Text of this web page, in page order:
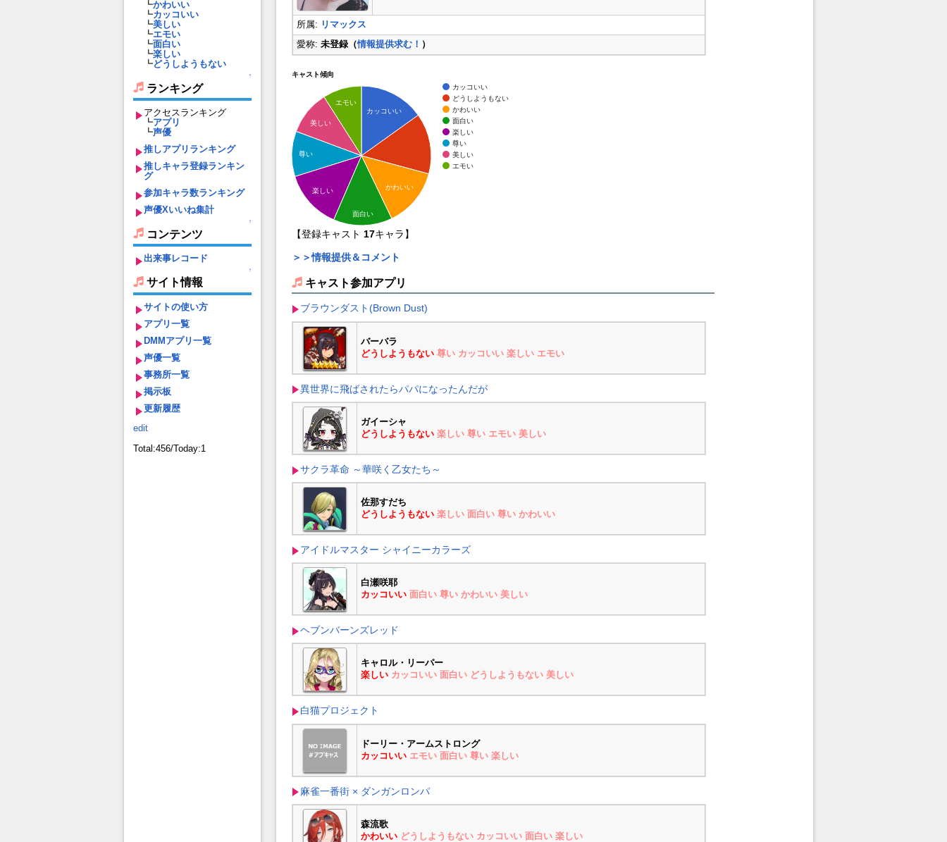
┗かわいい
┗カッコいい
┗美しい
┗エモい
┗面白い
┗楽しい
┗どうしようもない
↑
ランキング
アクセスランキング
┗アプリ
┗声優
推しアプリランキング
推しキャラ登録ランキン
グ
参加キャラ数ランキング
声優Xいいね集計
↑
コンテンツ
出来事レコード
↑
サイト情報
サイトの使い方
アプリ一覧
DMMアプリ一覧
声優一覧
事務所一覧
掲示板
更新履歴
edit
Total:456/Today:1
所属: リマックス
愛称: 未登録（情報提供求む！ ）
キャスト傾向
カッコいい
どうしようもない
かわいい
面白い
楽しい
尊い
美しい
エモい
カッコいい
かわいい
エモい
美しい
尊い
楽しい
面白い
【登録キャスト 17キャラ】
＞＞情報提供＆コメント
キャスト参加アプリ
ブラウンダスト(Brown Dust)
バーバラ
どうしようもない 尊い カッコいい 楽しい エモい
異世界に飛ばされたらパパになったんだが
ガイーシャ
どうしようもない 楽しい 尊い エモい 美しい
サクラ革命 ～華咲く乙女たち～
佐那すだち
どうしようもない 楽しい 面白い 尊い かわいい
アイドルマスター シャイニーカラーズ
白瀬咲耶
カッコいい 面白い 尊い かわいい 美しい
ヘブンバーンズレッド
キャロル・リーパー
楽しい カッコいい 面白い どうしようもない 美しい
白猫プロジェクト
ドーリー・アームストロング
カッコいい エモい 面白い 尊い 楽しい
麻雀一番街 × ダンガンロンパ
森流歌
かわいい どうしようもない カッコいい 面白い 楽しい